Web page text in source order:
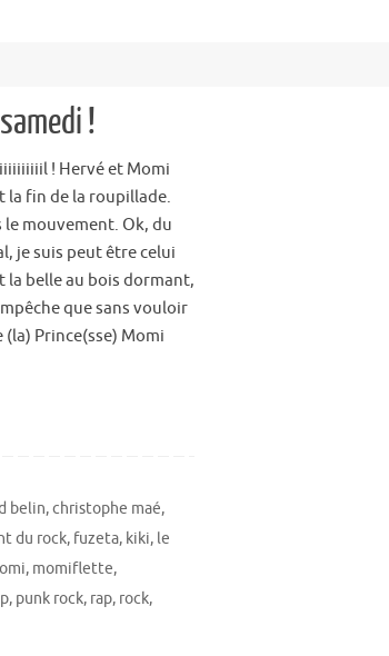
!
! Hervé et Momi
la fin de la roupillade.
le mouvement. Ok, du
je suis peut être celui
la belle au bois dormant,
que sans vouloir
(la) Prince(sse) Momi
belin,christophe maé,
du rock, fuzeta, kiki, le
, momiflette,
, punk rock, rap, rock,